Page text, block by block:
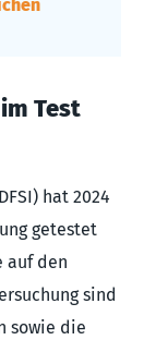
Test
hat 2024
getestet
auf den
sind
sowie die